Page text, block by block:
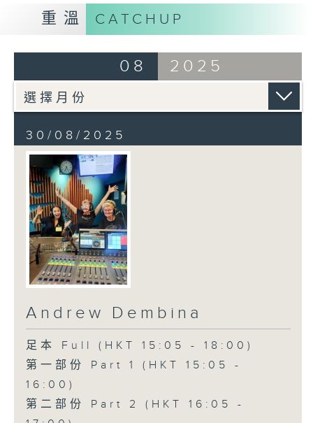
重溫 CATCHUP
08 2025
30/08/2025
Andrew Dembina
足本 Full (HKT 15:05 - 18:00)
第一部份 Part 1 (HKT 15:05 -
16:00)
第二部份 Part 2 (HKT 16:05 -